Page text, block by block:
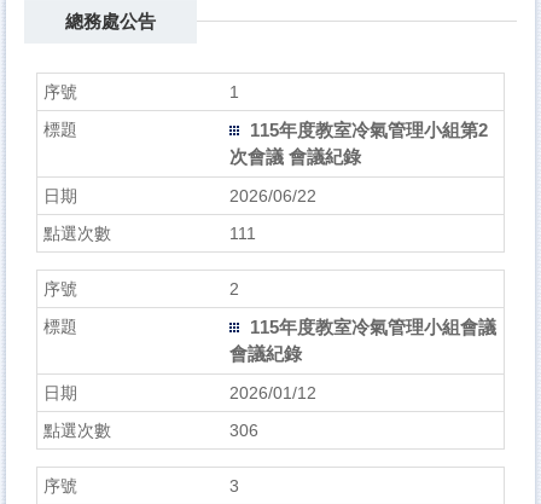
總務處公告
1
115年度教室冷氣管理小組第2
次會議 會議紀錄
2026/06/22
111
2
115年度教室冷氣管理小組會議
會議紀錄
2026/01/12
306
3